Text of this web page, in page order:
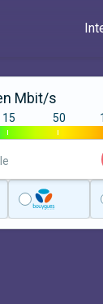
Mbit/s
|
15
|
50